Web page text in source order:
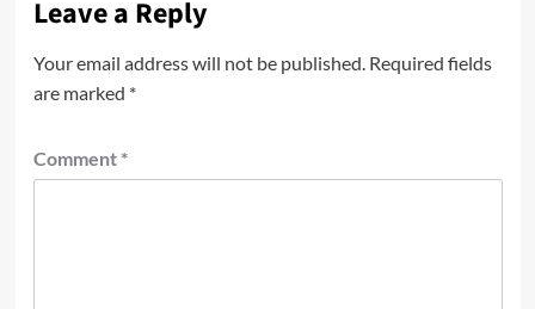
Leave a Reply
Your email address will not be published. Required fields
are marked *
Comment *